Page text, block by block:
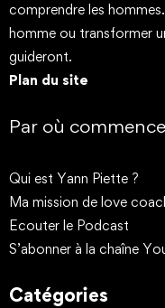
comprendre les
homme ou transformer
guideront.
Plan du site
Par où
Qui est Yann Piette ?
Ma mission de love
Ecouter le Podcast
S’abonner à la chaîne
Catégories